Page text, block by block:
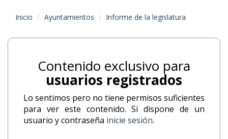
Inicio Ayuntamientos Informe de la legislatura
Contenido exclusivo para
usuarios registrados
Lo sentimos pero no tiene permisos suficientes
para ver este contenido. Si dispone de un
usuario y contraseña inicie sesión.